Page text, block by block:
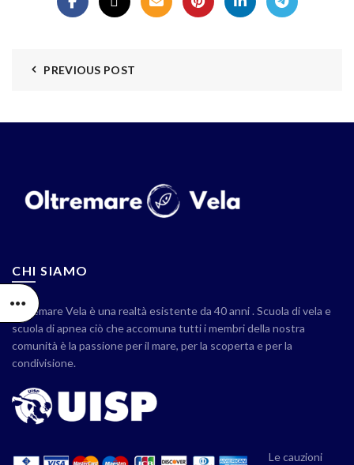
PREVIOUS POST
CHI SIAMO
Oltremare Vela è una realtà esistente da 40 anni . Scuola di vela e
scuola di apnea ciò che accomuna tutti i membri della nostra
comunità è la passione per il mare, per la scoperta e per la
condivisione.
Le cauzioni